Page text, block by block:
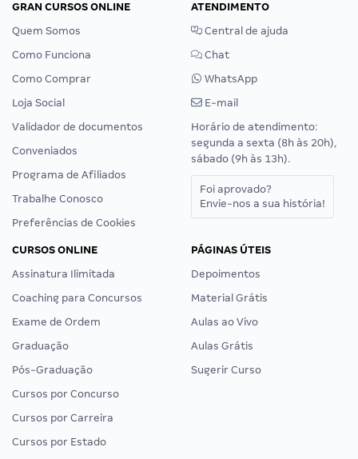
GRAN CURSOS ONLINE
Quem Somos
Como Funciona
Como Comprar
Loja Social
Validador de documentos
Conveniados
Programa de Afiliados
Trabalhe Conosco
Preferências de Cookies
ATENDIMENTO
Central de ajuda
Chat
WhatsApp
E-mail
Horário de atendimento:
segunda a sexta (8h às 20h),
sábado (9h às 13h).
Foi aprovado?
Envie-nos a sua história!
CURSOS ONLINE
Assinatura Ilimitada
Coaching para Concursos
Exame de Ordem
Graduação
Pós-Graduação
Cursos por Concurso
Cursos por Carreira
Cursos por Estado
PÁGINAS ÚTEIS
Depoimentos
Material Grátis
Aulas ao Vivo
Aulas Grátis
Sugerir Curso